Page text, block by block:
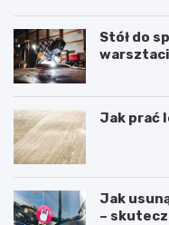
Stół do
Jak prać
Jak
–